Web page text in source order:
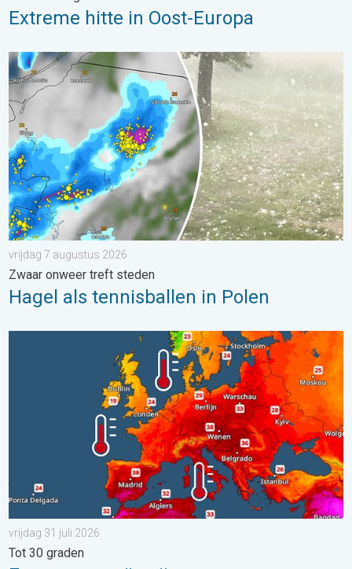
Extreme hitte in Oost-Europa
Hagel als tennisballen in Polen. Zwaar onweer treft steden. . .
vrijdag 7 augustus 2026
Zwaar onweer treft steden
Hagel als tennisballen in Polen
Europese zeeën zijn ongewoon warm. Tot 30 graden. . .
vrijdag 31 juli 2026
Tot 30 graden